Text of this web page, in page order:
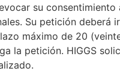
su
Su petición deberá
máximo de 20
la petición. HIGGS